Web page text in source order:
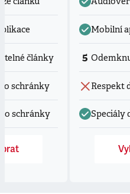
články
schránky
schránky
Mobilní
5
Respekt
Speciály